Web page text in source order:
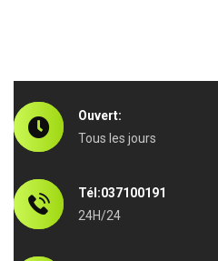
Ouvert:
Tous les jours
Tél:037100191
24H/24